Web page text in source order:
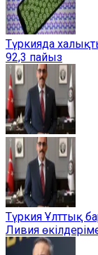
Түркияда
92,3 пайыз
Түркия Ұлттық
Ливия